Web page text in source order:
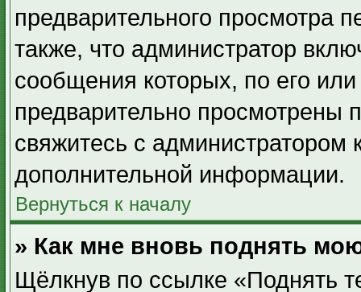
предварительного просмотра
также, что администратор
сообщения которых, по его
предварительно просмотрены
свяжитесь с
дополнительной информации.
Вернуться к началу
» Как мне вновь поднять
Щёлкнув по ссылке «Поднять